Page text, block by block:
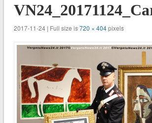
2017-11-24 | Full size is720 × 404pixels